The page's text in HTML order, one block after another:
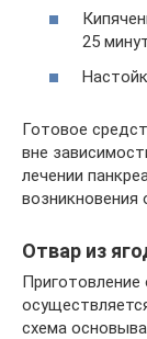
25
Готовое
вне
лечении
возникновения
Отвар из
Приготовление
схема